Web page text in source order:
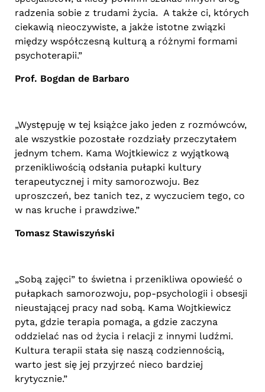
radzenia sobie z trudami życia. A także ci, których
ciekawią nieoczywiste, a jakże istotne związki
między współczesną kulturą a różnymi formami
psychoterapii.”
Prof. Bogdan de Barbaro
„Występuję w tej książce jako jeden z rozmówców,
ale wszystkie pozostałe rozdziały przeczytałem
jednym tchem. Kama Wojtkiewicz z wyjątkową
przenikliwością odsłania pułapki kultury
terapeutycznej i mity samorozwoju. Bez
uproszczeń, bez tanich tez, z wyczuciem tego, co
w nas kruche i prawdziwe.”
Tomasz Stawiszyński
„Sobą zajęci” to świetna i przenikliwa opowieść o
pułapkach samorozwoju, pop-psychologii i obsesji
nieustającej pracy nad sobą. Kama Wojtkiewicz
pyta, gdzie terapia pomaga, a gdzie zaczyna
oddzielać nas od życia i relacji z innymi ludźmi.
Kultura terapii stała się naszą codziennością,
warto jest się jej przyjrzeć nieco bardziej
krytycznie.”